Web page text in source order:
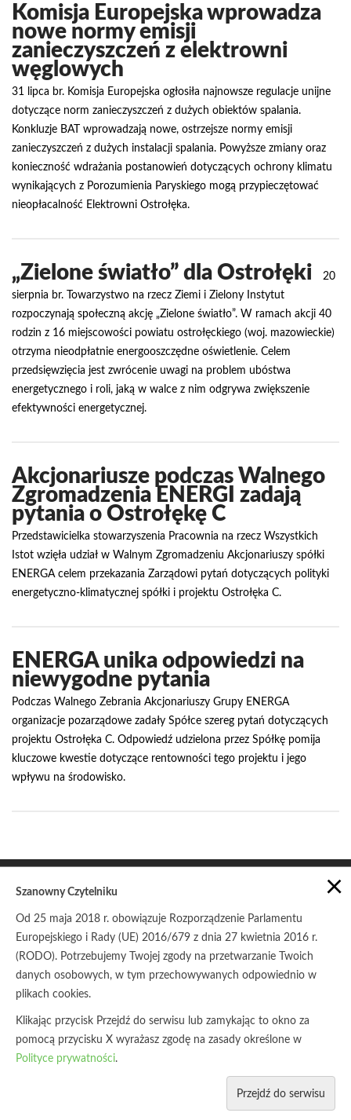
Komisja Europejska wprowadza
nowe normy emisji
zanieczyszczeń z elektrowni
węglowych
31 lipca br. Komisja Europejska ogłosiła najnowsze regulacje unijne
dotyczące norm zanieczyszczeń z dużych obiektów spalania.
Konkluzje BAT wprowadzają nowe, ostrzejsze normy emisji
zanieczyszczeń z dużych instalacji spalania. Powyższe zmiany oraz
konieczność wdrażania postanowień dotyczących ochrony klimatu
wynikających z Porozumienia Paryskiego mogą przypieczętować
nieopłacalność Elektrowni Ostrołęka.
„Zielone światło” dla Ostrołęki
20
sierpnia br. Towarzystwo na rzecz Ziemi i Zielony Instytut
rozpoczynają społeczną akcję „Zielone światło”. W ramach akcji 40
rodzin z 16 miejscowości powiatu ostrołęckiego (woj. mazowieckie)
otrzyma nieodpłatnie energooszczędne oświetlenie. Celem
przedsięwzięcia jest zwrócenie uwagi na problem ubóstwa
energetycznego i roli, jaką w walce z nim odgrywa zwiększenie
efektywności energetycznej.
Akcjonariusze podczas Walnego
Zgromadzenia ENERGI zadają
pytania o Ostrołękę C
Przedstawicielka stowarzyszenia Pracownia na rzecz Wszystkich
Istot wzięła udział w Walnym Zgromadzeniu Akcjonariuszy spółki
ENERGA celem przekazania Zarządowi pytań dotyczących polityki
energetyczno-klimatycznej spółki i projektu Ostrołęka C.
ENERGA unika odpowiedzi na
niewygodne pytania
Podczas Walnego Zebrania Akcjonariuszy Grupy ENERGA
organizacje pozarządowe zadały Spółce szereg pytań dotyczących
projektu Ostrołęka C. Odpowiedź udzielona przez Spółkę pomija
kluczowe kwestie dotyczące rentowności tego projektu i jego
wpływu na środowisko.
POLITYKA PRYWATNOŚCI ZASADY UDOSTĘPNIANIA
© Copyright 2017Stowarzyszenie Pracownia na rzecz
×
Szanowny Czytelniku
Od 25 maja 2018 r. obowiązuje Rozporządzenie Parlamentu
Europejskiego i Rady (UE) 2016/679 z dnia 27 kwietnia 2016 r.
(RODO). Potrzebujemy Twojej zgody na przetwarzanie Twoich
danych osobowych, w tym przechowywanych odpowiednio w
plikach cookies.
Klikając przycisk Przejdź do serwisu lub zamykając to okno za
pomocą przycisku X wyrażasz zgodę na zasady określone w
Polityce prywatności.
Przejdź do serwisu